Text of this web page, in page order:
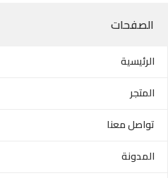
الصفحات
الرئيسية
المتجر
تواصل معنا
المدونة